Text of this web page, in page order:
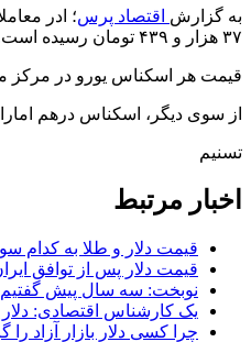
به گزارش اقتصاد پرس
۳۷ هزار و ۴۳۹ تومان رسیده است.
قیمت هر اسکناس یورو در مرکز مبادله ایران نیز با کاهش
از سوی دیگر، اسکناس درهم امارات با کاهش نسبت به روز کاری قبل، ۱۱
تسنیم
اخبار مرتبط
قیمت دلار و طلا به کدام
قیمت دلار پس از توافق
نوبخت: سه سال پیش گفتیم در صورت عدم
یک کارشناس اقتصادی:
چرا کسی دلار بازار آزاد